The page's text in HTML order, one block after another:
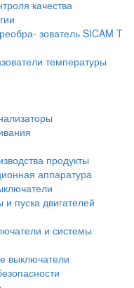
качества
зователь SICAM T
температуры
продукты
аппаратура
пуска двигателей
и системы
выключатели